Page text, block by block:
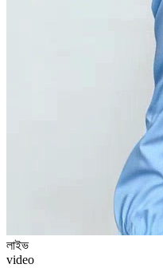
লাইভ
video